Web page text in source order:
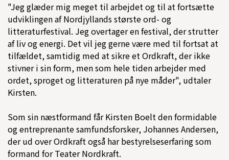
"Jeg glæder mig meget til arbejdet og til at fortsætte
udviklingen af Nordjyllands største ord- og
litteraturfestival. Jeg overtager en festival, der strutter
af liv og energi. Det vil jeg gerne være med til fortsat at
tilfældet, samtidig med at sikre et Ordkraft, der ikke
stivner i sin form, men som hele tiden arbejder med
ordet, sproget og litteraturen på nye måder", udtaler
Kirsten.
Som sin næstformand får Kirsten Boelt den formidable
og entreprenantesamfundsforsker, Johannes Andersen,
der ud over Ordkraft også har bestyrelseserfaring som
formand for Teater Nordkraft.